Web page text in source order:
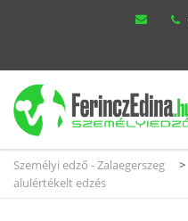
Személyi edző - Zalaegerszeg >
alulértékelt edzés